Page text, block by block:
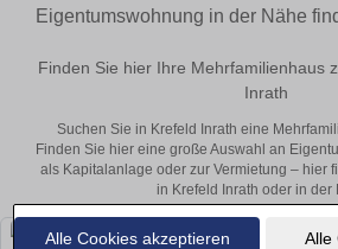
Alle Cookies akzeptieren Alle
Eigentumswohnung in der Nähe
Finden Sie hier Ihre Mehrfamilienhaus
Inrath
Suchen Sie in Krefeld Inrath eine
Finden Sie hier eine große Auswahl an
als Kapitalanlage oder zur Vermietung – hier
in Krefeld Inrath oder in der